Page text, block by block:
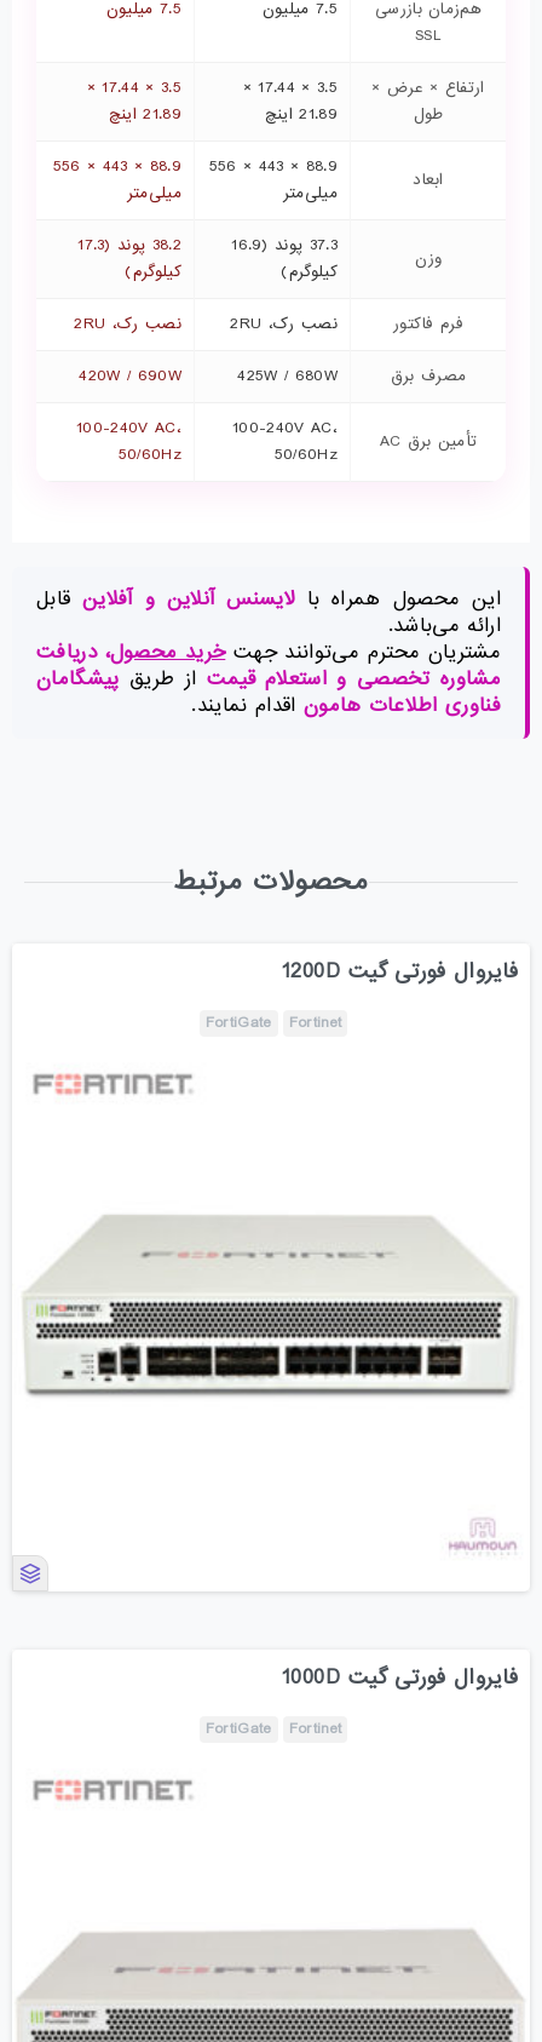
هم‌زمان بازرسی
SSL
7.5 میلیون 7.5 میلیون
ارتفاع × عرض ×
طول
3.5 × 17.44 ×
21.89 اینچ
3.5 × 17.44 ×
21.89 اینچ
ابعاد
88.9 × 443 × 556
میلی‌متر
88.9 × 443 × 556
میلی‌متر
وزن
37.3 پوند (16.9
کیلوگرم)
38.2 پوند (17.3
کیلوگرم)
فرم فاکتور نصب رک، 2RU نصب رک، 2RU
مصرف برق 425W / 680W
420W / 690W
تأمین برق AC
100-240V AC،
50/60Hz
100-240V AC،
50/60Hz
این محصول همراه بالایسنس آنلاین و آفلاینقابل
ارائه می‌باشد.
مشتریان محترم می‌توانند جهتخرید محصول، دریافت
مشاوره تخصصی و استعلام قیمت از طریق پیشگامان
فناوری اطلاعات هامون اقدام نمایند.
محصولات مرتبط
فایروال فورتی گیت 1200D
Fortinet
FortiGate
فایروال فورتی گیت 1000D
Fortinet
FortiGate